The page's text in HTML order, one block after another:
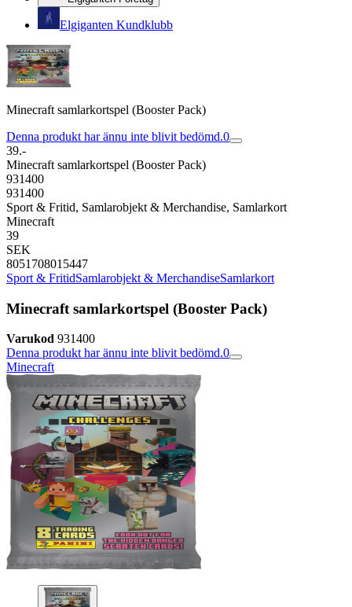
Elgiganten Kundklubb
Minecraft samlarkortspel (Booster Pack)
Denna produkt har ännu inte blivit bedömd.0
39.-
Minecraft samlarkortspel (Booster Pack)
931400
931400
Sport & Fritid, Samlarobjekt & Merchandise, Samlarkort
Minecraft
39
SEK
8051708015447
Sport & FritidSamlarobjekt & MerchandiseSamlarkort
Minecraft samlarkortspel (Booster Pack)
Varukod 931400
Denna produkt har ännu inte blivit bedömd.0
Minecraft